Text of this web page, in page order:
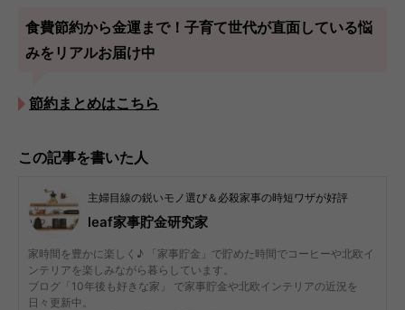
食費節約から金運まで！子育て世代が直面している悩
みをリアルお届け中
節約まとめはこちら
この記事を書いた人
主婦目線の鋭いモノ選び＆必殺家事の時短ワザが好評
leaf家事貯金研究家
家時間を豊かに楽しく♪ 「家事貯金」で貯めた時間でコーヒーや北欧イ
ンテリアを楽しみながら暮らしています。
ブログ「10年後も好きな家」 で家事貯金や北欧インテリアの近況を
日々更新中。